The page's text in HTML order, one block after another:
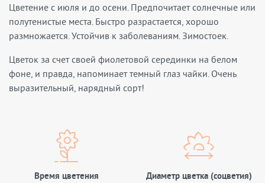
Цветение с июля и до осени. Предпочитает солнечные или
полутенистые места. Быстро разрастается, хорошо
размножается. Устойчив к заболеваниям. Зимостоек.
Цветок за счет своей фиолетовой серединки на белом
фоне, и правда, напоминает темный глаз чайки. Очень
выразительный, нарядный сорт!
Время цветения Диаметр цветка (соцветия)